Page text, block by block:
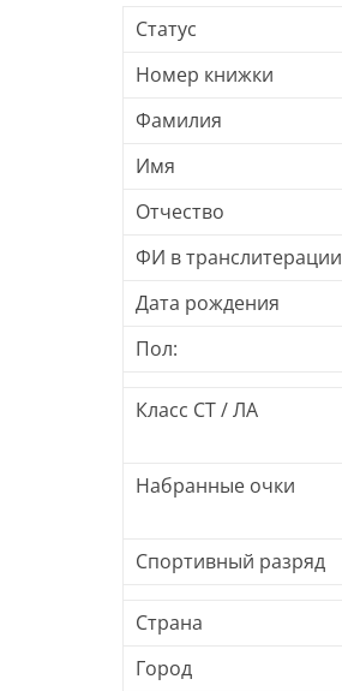
Статус
Номер книжки
Фамилия
Имя
Отчество
ФИ в транслитерации
Дата рождения
Пол:
Класс СТ / ЛА
Набранные очки
Спортивный разряд
Страна
Город